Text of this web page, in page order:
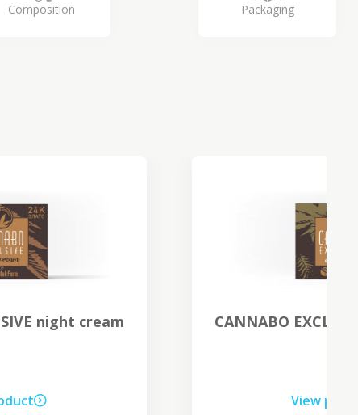
Composition Packaging
CANNABO EXCLUSIVE day cream